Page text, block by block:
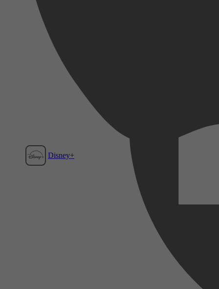
Disney+